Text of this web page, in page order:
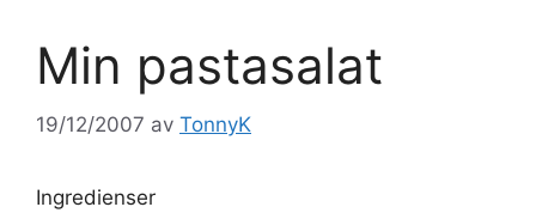
Min pastasalat
19/12/2007 av TonnyK
Ingredienser